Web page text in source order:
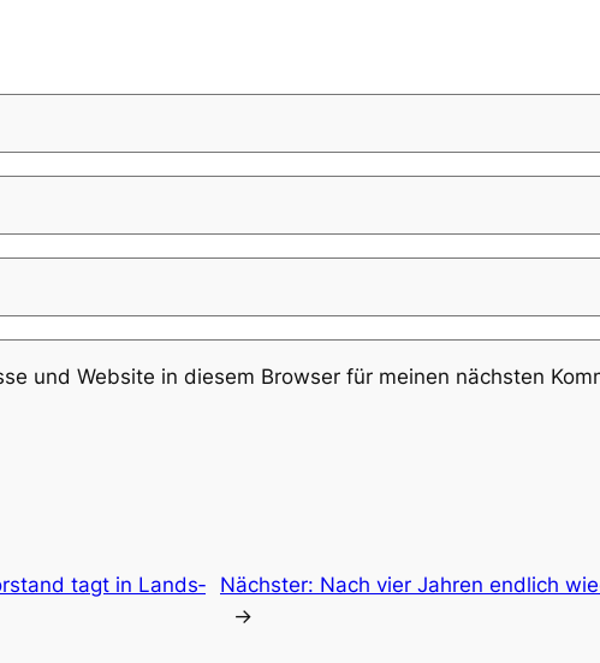
und Website in diesem Browser für meinen nächsten
tagt in Lands­
Nächster: Nach vier Jah­ren end­lich
→